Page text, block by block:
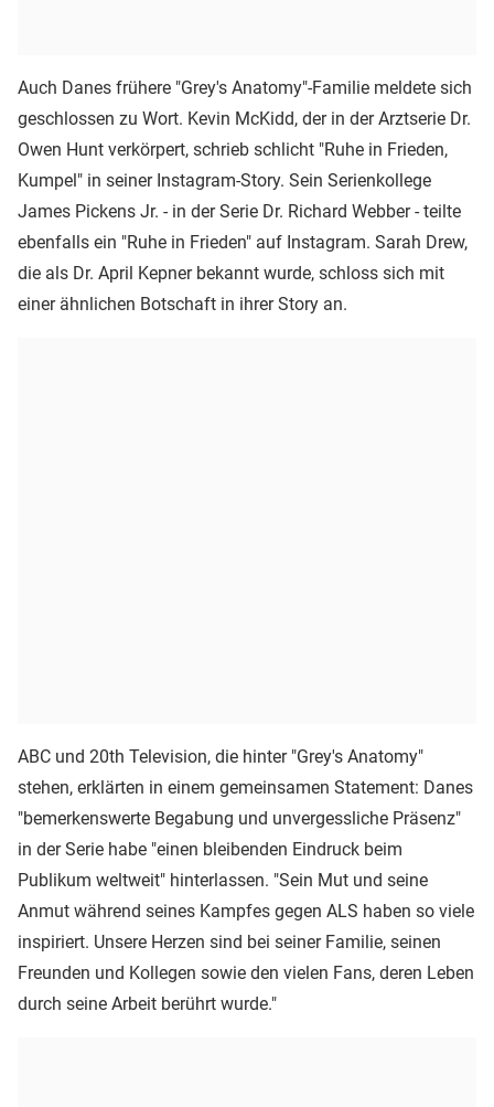
Auch Danes frühere "Grey's Anatomy"-Familie meldete sich
geschlossen zu Wort. Kevin McKidd, der in der Arztserie Dr.
Owen Hunt verkörpert, schrieb schlicht "Ruhe in Frieden,
Kumpel" in seiner Instagram-Story. Sein Serienkollege
James Pickens Jr. - in der Serie Dr. Richard Webber - teilte
ebenfalls ein "Ruhe in Frieden" auf Instagram. Sarah Drew,
die als Dr. April Kepner bekannt wurde, schloss sich mit
einer ähnlichen Botschaft in ihrer Story an.
ABC und 20th Television, die hinter "Grey's Anatomy"
stehen, erklärten in einem gemeinsamen Statement: Danes
"bemerkenswerte Begabung und unvergessliche Präsenz"
in der Serie habe "einen bleibenden Eindruck beim
Publikum weltweit" hinterlassen. "Sein Mut und seine
Anmut während seines Kampfes gegen ALS haben so viele
inspiriert. Unsere Herzen sind bei seiner Familie, seinen
Freunden und Kollegen sowie den vielen Fans, deren Leben
durch seine Arbeit berührt wurde."